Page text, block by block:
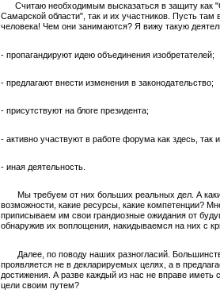
Считаю необходимым высказаться в защиту как
Самарской области", так и их участников. Пусть там
человека! Чем они занимаются? Я вижу такую
- пропагандируют идею объединения изобретателей;
- предлагают внести изменения в законодательство;
- присутствуют на блоге президента;
- активно участвуют в работе форума как здесь, так
- иная деятельность.
Мы требуем от них больших реальных дел. А
возможности, какие ресурсы, какие компетенции?
приписываем им свои грандиозные ожидания от
обнаружив их воплощения, накидываемся на них с
Далее, по поводу наших разногласий.
проявляется не в декларируемых целях, а в
достижения. А разве каждый из нас не вправе иметь
цели своим путем?